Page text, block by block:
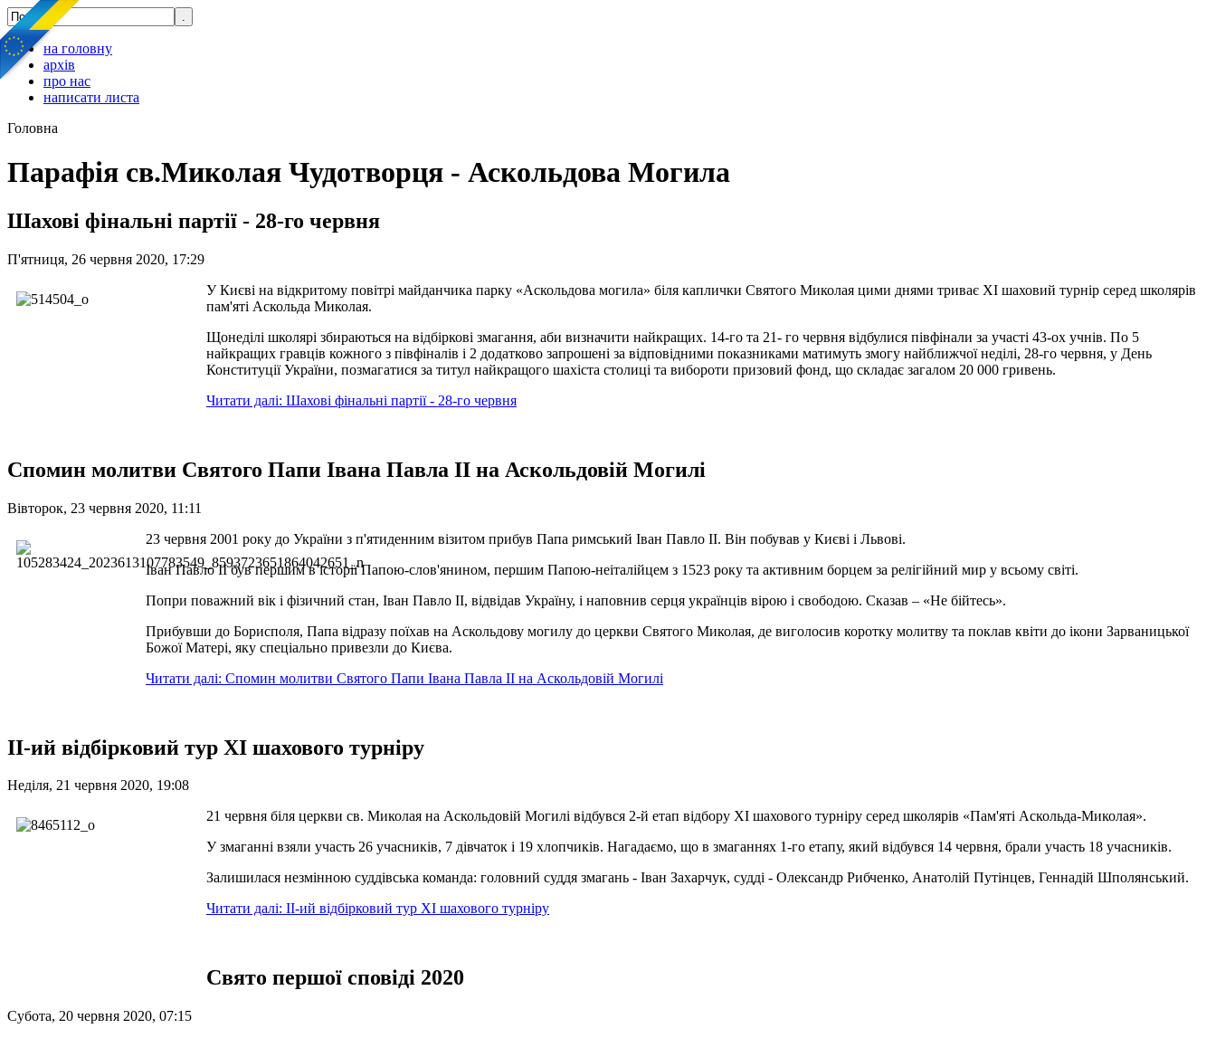
на головну
архів
про нас
написати листа
Головна
Парафія св.Миколая Чудотворця - Аскольдова Могила
Шахові фінальні партії - 28-го червня
П'ятниця, 26 червня 2020, 17:29
У Києві на відкритому повітрі майданчика парку «Аскольдова могила» біля каплички Святого Миколая цими днями триває XI шаховий турнір серед школярів
пам'яті Аскольда Миколая.
Щонеділі школярі збираються на відбіркові змагання, аби визначити найкращих. 14-го та 21- го червня відбулися півфінали за участі 43-ох учнів. По 5
найкращих гравців кожного з півфіналів і 2 додатково запрошені за відповідними показниками матимуть змогу найближчої неділі, 28-го червня, у День
Конституції України, позмагатися за титул найкращого шахіста столиці та вибороти призовий фонд, що складає загалом 20 000 гривень.
Читати далі: Шахові фінальні партії - 28-го червня
Спомин молитви Святого Папи Івана Павла ІІ на Аскольдовій Могилі
Вівторок, 23 червня 2020, 11:11
23 червня 2001 року до України з п'ятиденним візитом прибув Папа римський Іван Павло ІІ. Він побував у Києві і Львові.
Іван Павло ІІ був першим в історії Папою-слов'янином, першим Папою-неіталійцем з 1523 року та активним борцем за релігійний мир у всьому світі.
Попри поважний вік і фізичний стан, Іван Павло ІІ, відвідав Україну, і наповнив серця українців вірою і свободою. Сказав – «Не бійтесь».
Прибувши до Борисполя, Папа відразу поїхав на Аскольдову могилу до церкви Святого Миколая, де виголосив коротку молитву та поклав квіти до ікони Зарваницької
Божої Матері, яку спеціально привезли до Києва.
Читати далі: Спомин молитви Святого Папи Івана Павла ІІ на Аскольдовій Могилі
ІІ-ий відбірковий тур ХІ шахового турніру
Неділя, 21 червня 2020, 19:08
21 червня біля церкви св. Миколая на Аскольдовій Могилі відбувся 2-й етап відбору ХІ шахового турніру серед школярів «Пам'яті Аскольда-Миколая».
У змаганні взяли участь 26 учасників, 7 дівчаток і 19 хлопчиків. Нагадаємо, що в змаганнях 1-го етапу, який відбувся 14 червня, брали участь 18 учасників.
Залишилася незмінною суддівська команда: головний суддя змагань - Іван Захарчук, судді - Олександр Рибченко, Анатолій Путінцев, Геннадій Шполянський.
Читати далі: ІІ-ий відбірковий тур ХІ шахового турніру
Свято першої сповіді 2020
Субота, 20 червня 2020, 07:15